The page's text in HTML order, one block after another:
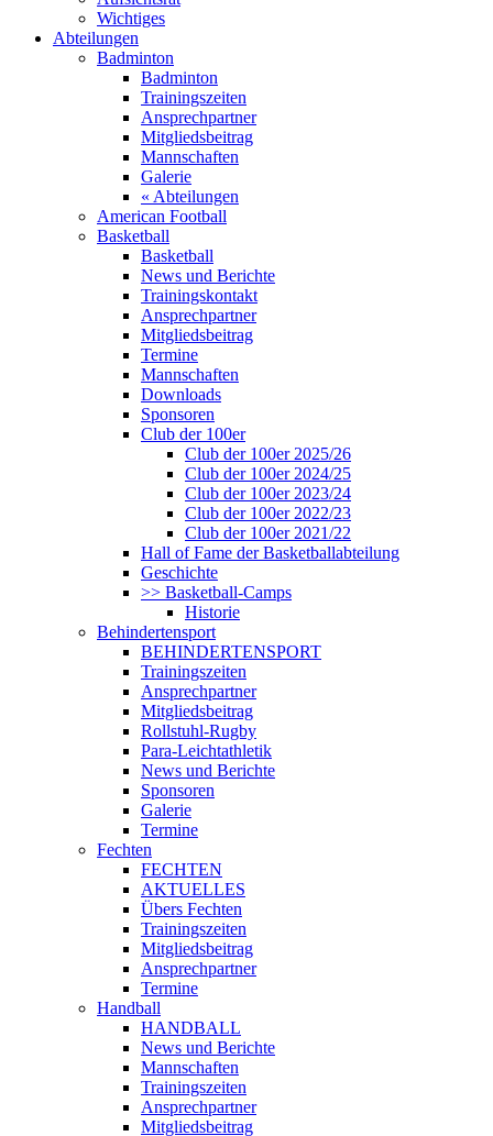
Wichtiges
Abteilungen
Badminton
Badminton
Trainingszeiten
Ansprechpartner
Mitgliedsbeitrag
Mannschaften
Galerie
« Abteilungen
American Football
Basketball
Basketball
News und Berichte
Trainingskontakt
Ansprechpartner
Mitgliedsbeitrag
Termine
Mannschaften
Downloads
Sponsoren
Club der 100er
Club der 100er 2025/26
Club der 100er 2024/25
Club der 100er 2023/24
Club der 100er 2022/23
Club der 100er 2021/22
Hall of Fame der Basketballabteilung
Geschichte
>> Basketball-Camps
Historie
Behindertensport
BEHINDERTENSPORT
Trainingszeiten
Ansprechpartner
Mitgliedsbeitrag
Rollstuhl-Rugby
Para-Leichtathletik
News und Berichte
Sponsoren
Galerie
Termine
Fechten
FECHTEN
AKTUELLES
Übers Fechten
Trainingszeiten
Mitgliedsbeitrag
Ansprechpartner
Termine
Handball
HANDBALL
News und Berichte
Mannschaften
Trainingszeiten
Ansprechpartner
Mitgliedsbeitrag